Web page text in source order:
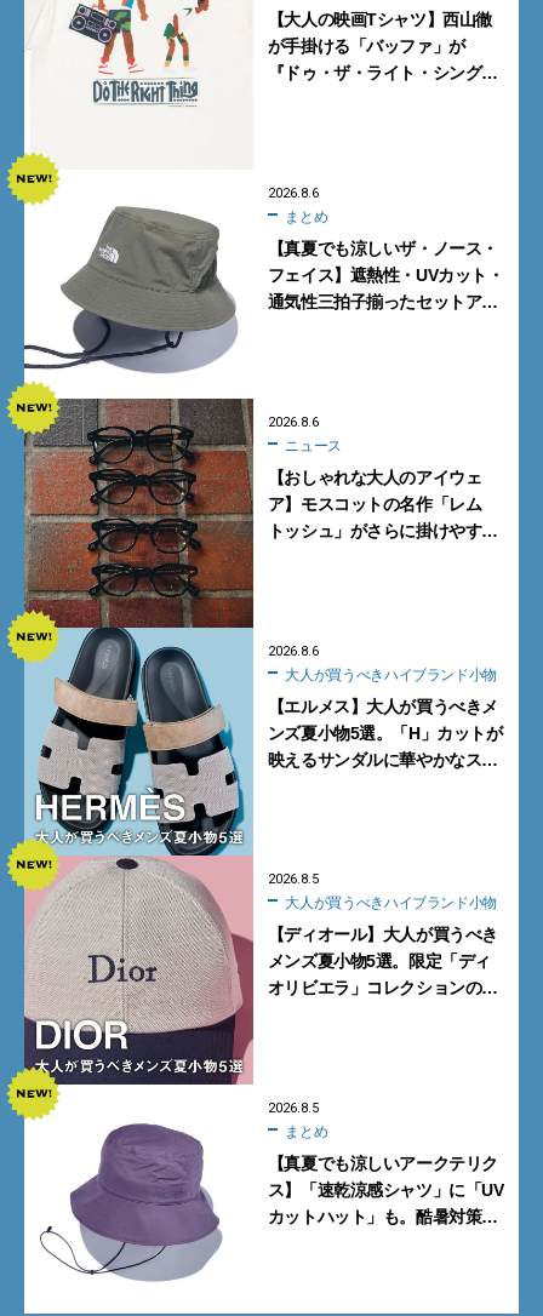
【大人の映画Tシャツ】西山徹
が手掛ける「バッファ」が
『ドゥ・ザ・ライト・シング』
2026.8.6
まとめ
【真夏でも涼しいザ・ノース・
フェイス】遮熱性・UVカット・
通気性三拍子揃ったセットアッ
2026.8.6
ニュース
【おしゃれな大人のアイウェ
ア】モスコットの名作「レム
トッシュ」がさらに掛けやす
2026.8.6
大人が買うべきハイブランド小物
【エルメス】大人が買うべきメ
ンズ夏小物5選。「H」カットが
映えるサンダルに華やかなス
2026.8.5
大人が買うべきハイブランド小物
【ディオール】大人が買うべき
メンズ夏小物5選。限定「ディ
オリビエラ」コレクションの
2026.8.5
まとめ
【真夏でも涼しいアークテリク
ス】「速乾涼感シャツ」に「UV
カットハット」も。酷暑対策に